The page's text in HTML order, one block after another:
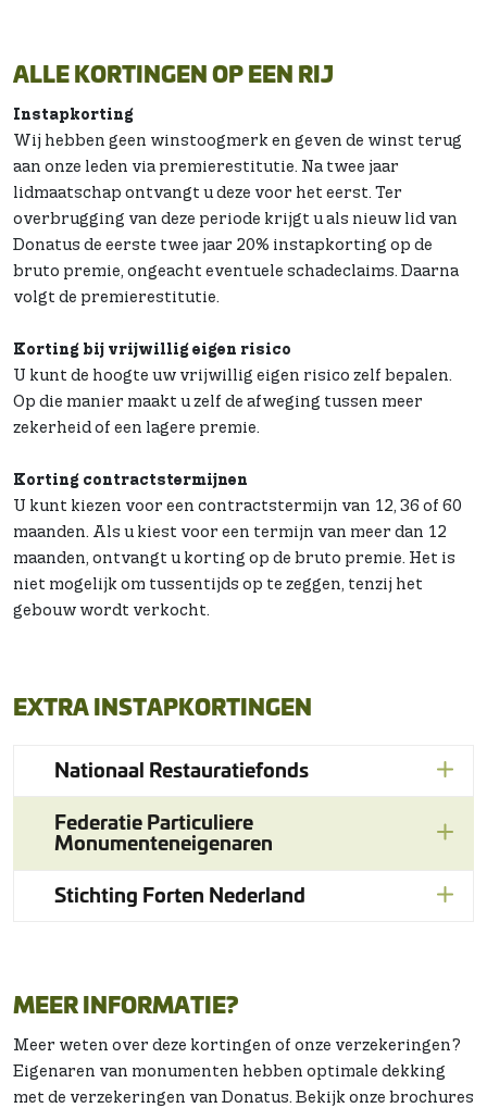
ALLE KORTINGEN OP EEN RIJ
Instapkorting
Wij hebben geen winstoogmerk en geven de winst terug
aan onze leden via premierestitutie. Na twee jaar
lidmaatschap ontvangt u deze voor het eerst. Ter
overbrugging van deze periode krijgt u als nieuw lid van
Donatus de eerste twee jaar 20% instapkorting op de
bruto premie, ongeacht eventuele schadeclaims. Daarna
volgt de premierestitutie.
Korting bij vrijwillig eigen risico
U kunt de hoogte uw vrijwillig eigen risico zelf bepalen.
Op die manier maakt u zelf de afweging tussen meer
zekerheid of een lagere premie.
Korting contractstermijnen
U kunt kiezen voor een contractstermijn van 12, 36 of 60
maanden. Als u kiest voor een termijn van meer dan 12
maanden, ontvangt u korting op de bruto premie. Het is
niet mogelijk om tussentijds op te zeggen, tenzij het
gebouw wordt verkocht.
EXTRA INSTAPKORTINGEN
Nationaal Restauratiefonds
Federatie Particuliere
Monumenteneigenaren
Stichting Forten Nederland
MEER INFORMATIE?
Meer weten over deze kortingen of onze verzekeringen?
Eigenaren van monumenten hebben optimale dekking
met de verzekeringen van Donatus. Bekijk onze brochures